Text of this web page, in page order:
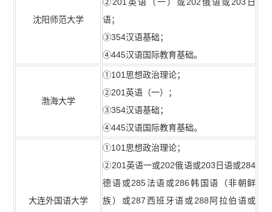
沈阳师范大学
语；
③354汉语基础；
④445汉语国际教育基础。
渤海大学
①101思想政治理论；
②201英语（一）；
③354汉语基础；
④445汉语国际教育基础。
大连外国语大学
①101思想政治理论；
②201英语一或202俄语或203日语或284
德语或285法语或286韩国语（非朝鲜
族）或287西班牙语或288阿拉伯语或